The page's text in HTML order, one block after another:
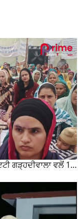
ਬਾਬਾ ਦੀਪ ਸਿੰਘ ਸੇਵਾ ਦਲ ਐਡ ਵੈਲਫੇਅਰ ਸੋਸਾਇਟੀ ਗੜ੍ਹਦੀਵਾਲਾ ਵਲੋਂ 100 ਵਾਂ ਮਹੀਨਾਵਾਰ ਰਾਸ਼ਨ ਵੰਡ ਸਮਾਰੋਹ ਕਰਵਾਇਆ